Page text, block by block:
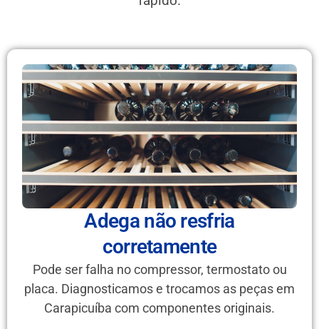
Adega não resfria
corretamente
Pode ser falha no compressor, termostato ou
placa. Diagnosticamos e trocamos as peças em
Carapicuíba com componentes originais.